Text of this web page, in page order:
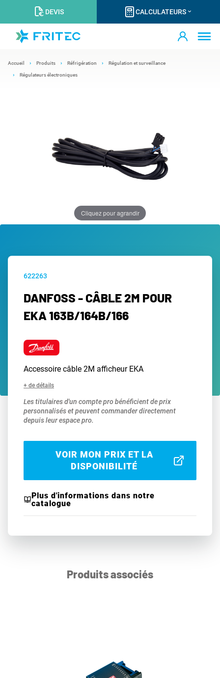
DEVIS CALCULATEURS
Accueil Produits Réfrigération Régulation et surveillance
Régulateurs électroniques
Cliquez pour agrandir
622263
DANFOSS - CÂBLE 2M POUR
EKA 163B/164B/166
Accessoire câble 2M afficheur EKA
+ de détails
Les titulaires d'un compte pro bénéficient de prix
personnalisés et peuvent commander directement
depuis leur espace pro.
VOIR MON PRIX ET LA
DISPONIBILITÉ
Plus d'informations dans notre
catalogue
Produits associés